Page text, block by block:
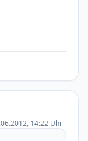
14:22 Uhr